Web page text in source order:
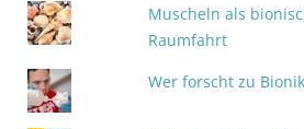
Muscheln als
Raumfahrt
Wer forscht zu